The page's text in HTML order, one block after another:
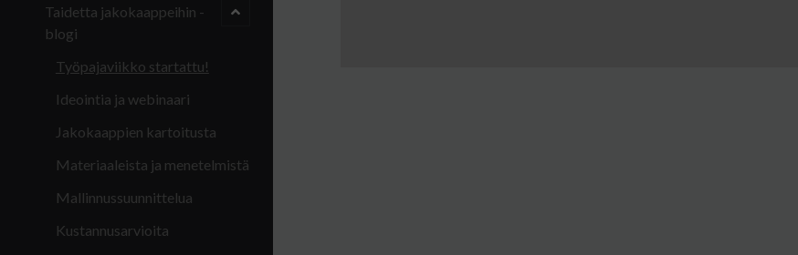
Taidetta jakokaappeihin -
blogi
open
Työpajaviikko startattu!
Ideointia ja webinaari
Jakokaappien kartoitusta
Materiaaleista ja menetelmistä
Mallinnussuunnittelua
Kustannusarvioita